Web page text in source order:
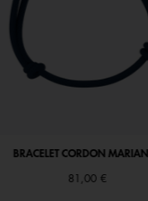
BRACELET CORDON
81,00 €